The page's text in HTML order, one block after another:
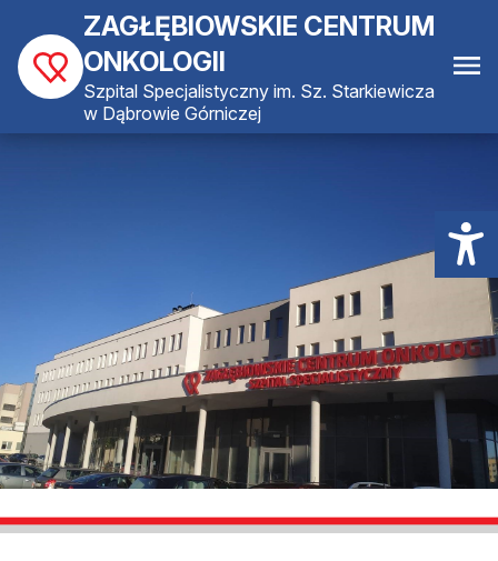
ZAGŁĘBIOWSKIE CENTRUM
ONKOLOGII
Szpital Specjalistyczny im. Sz. Starkiewicza
w Dąbrowie Górniczej